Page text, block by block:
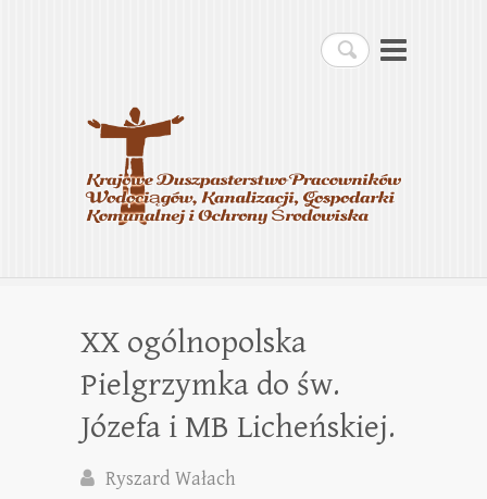
Szukaj
Krajowe Duszpasterstwo
Pracowników
Wodociągów, Kanalizacji,
Gospodarki Komunalnej i
Ochrony Środowiska
XX ogólnopolska
Pielgrzymka do św.
Józefa i MB Licheńskiej.
Ryszard Wałach